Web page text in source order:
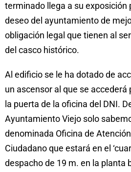
terminado llega a su exposición
deseo del ayuntamiento de
obligación legal que tienen al
del casco histórico.
Al edificio se le ha dotado de
un ascensor al que se accederá
la puerta de la oficina del DNI.
Ayuntamiento Viejo solo
denominada Oficina de
Ciudadano que estará en el
despacho de 19 m. en la planta